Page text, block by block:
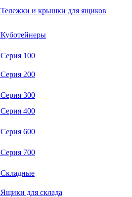
Тележки и крышки для ящиков
Куботейнеры
Серия 100
Серия 200
Серия 300
Серия 400
Серия 600
Серия 700
Складные
Ящики для склада